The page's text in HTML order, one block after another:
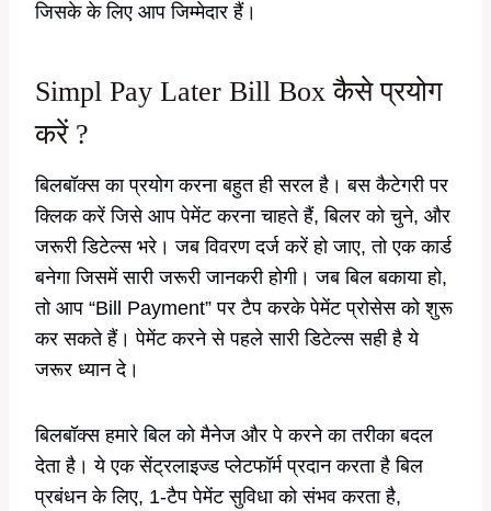
जिसके के लिए आप जिम्मेदार हैं।
Simpl Pay Later Bill Box कैसे प्रयोग
करें ?
बिलबॉक्स का प्रयोग करना बहुत ही सरल है। बस कैटेगरी पर
क्लिक करें जिसे आप पेमेंट करना चाहते हैं, बिलर को चुने, और
जरूरी डिटेल्स भरे। जब विवरण दर्ज करें हो जाए, तो एक कार्ड
बनेगा जिसमें सारी जरूरी जानकरी होगी। जब बिल बकाया हो,
तो आप “Bill Payment” पर टैप करके पेमेंट प्रोसेस को शुरू
कर सकते हैं। पेमेंट करने से पहले सारी डिटेल्स सही है ये
जरूर ध्यान दे।
बिलबॉक्स हमारे बिल को मैनेज और पे करने का तरीका बदल
देता है। ये एक सेंट्रलाइज्ड प्लेटफॉर्म प्रदान करता है बिल
प्रबंधन के लिए, 1-टैप पेमेंट सुविधा को संभव करता है,